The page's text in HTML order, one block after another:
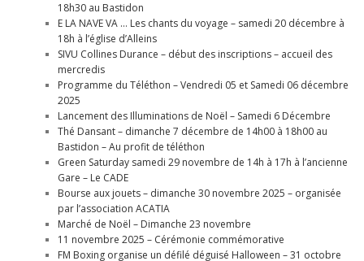
18h30 au Bastidon
E LA NAVE VA … Les chants du voyage – samedi 20 décembre à
18h à l’église d’Alleins
SIVU Collines Durance – début des inscriptions – accueil des
mercredis
Programme du Téléthon – Vendredi 05 et Samedi 06 décembre
2025
Lancement des Illuminations de Noël – Samedi 6 Décembre
Thé Dansant – dimanche 7 décembre de 14h00 à 18h00 au
Bastidon – Au profit de téléthon
Green Saturday samedi 29 novembre de 14h à 17h à l’ancienne
Gare – Le CADE
Bourse aux jouets – dimanche 30 novembre 2025 – organisée
par l’association ACATIA
Marché de Noël – Dimanche 23 novembre
11 novembre 2025 – Cérémonie commémorative
FM Boxing organise un défilé déguisé Halloween – 31 octobre